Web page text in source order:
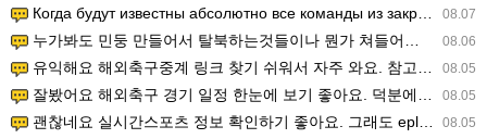
08.07
Когда будут известны абсолютно все команды из закрытых квали…
08.06
누가봐도 민둥 만들어서 탈북하는것들이나 뭔가 쳐들어오는 낌새를 미리 알아차리기 위함이지 저걸 전쟁준비라고 하…
08.05
유익해요 해외축구중계 링크 찾기 쉬워서 자주 와요. 참고로 무료스포츠중계 정보 확인할 때 출처 꼭 체크해요.…
08.05
잘봤어요 해외축구 경기 일정 한눈에 보기 좋아요. 덕분에 epl중계 볼 때 공식 중계 채널 먼저 찾아봐요. …
08.05
괜찮네요 실시간스포츠 정보 확인하기 좋아요. 그래도 epl중계 볼 때 공식 중계 채널 먼저 찾아봐요. 북마크…